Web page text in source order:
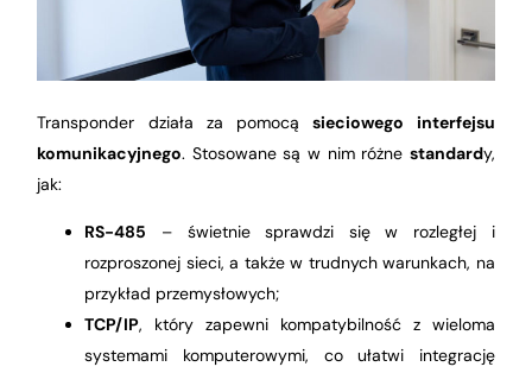
Transponder działa za pomocąsieciowego interfejsu
komunikacyjnego. Stosowane są w nim różne standardy,
jak:
RS-485 – świetnie sprawdzi się w rozległej i
rozproszonej sieci, a także w trudnych warunkach, na
przykład przemysłowych;
TCP/IP, który zapewni kompatybilność z wieloma
systemami komputerowymi, co ułatwi integrację